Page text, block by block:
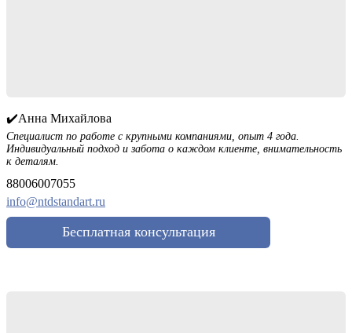
✔️Анна Михайлова
Специалист по работе с крупными компаниями, опыт 4 года.
Индивидуальный подход и забота о каждом клиенте, внимательность
к деталям.
88006007055
info@ntdstandart.ru
Бесплатная консультация